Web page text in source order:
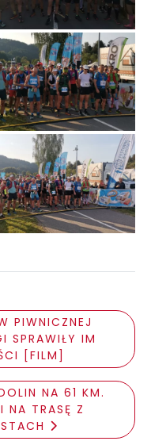
PIWNICZNEJ
SPRAWIŁY IM
[FILM]
NA 61 KM.
NA TRASĘ Z